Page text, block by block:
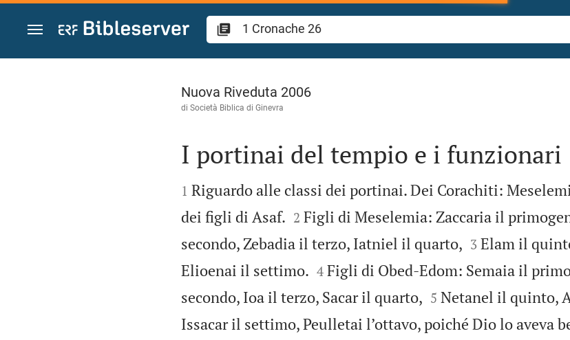
Vai al contenuto
1 Cronache 26
Nuova Riveduta 2006
di Società Biblica di Ginevra

I portinai del tempio e i funzionari

1 Riguardo alle classi dei portinai. Dei Corachiti:
dei figli di Asaf.
2 Figli di Meselemia: Zaccaria il
secondo, Zebadia il terzo, Iatniel il quarto,
3 Elam il
Elioenai il settimo.
4 Figli di Obed-Edom: Semaia il
secondo, Ioa il terzo, Sacar il quarto,
5 Netanel il quinto,
Issacar il settimo, Peulletai l’ottavo, poiché Dio lo aveva